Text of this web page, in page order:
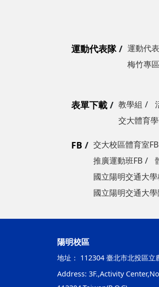
運動代表隊 運動代
梅竹專區
表單下載 教學組
交大體育
FB 交大校區體育室FB
推廣運動班FB
國立陽明交通大
國立陽明交通大
陽明校區
地址： 112304 臺北市北投區立
Address: 3F.,Activity